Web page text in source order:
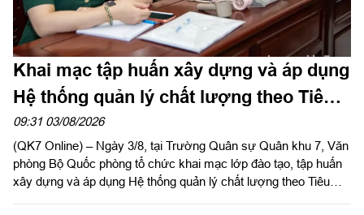
Khai mạc tập huấn xây dựng và áp dụng
Hệ thống quản lý chất lượng theo Tiêu
chuẩn quốc gia TCVN ISO 9001:2015
09:31 03/08/2026
(QK7 Online) – Ngày 3/8, tại Trường Quân sự Quân khu 7, Văn
phòng Bộ Quốc phòng tổ chức khai mạc lớp đào tạo, tập huấn
xây dựng và áp dụng Hệ thống quản lý chất lượng theo Tiêu